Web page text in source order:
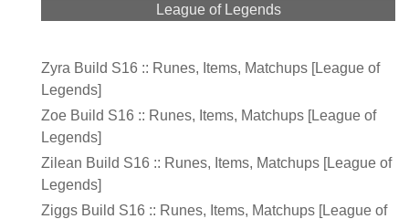
League of Legends
Zyra Build S16 :: Runes, Items, Matchups [League of
Legends]
Zoe Build S16 :: Runes, Items, Matchups [League of
Legends]
Zilean Build S16 :: Runes, Items, Matchups [League of
Legends]
Ziggs Build S16 :: Runes, Items, Matchups [League of